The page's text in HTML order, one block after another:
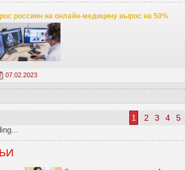
россиян на онлайн-медицину вырос на 50%
07.02.2023
1 2 3 4 5